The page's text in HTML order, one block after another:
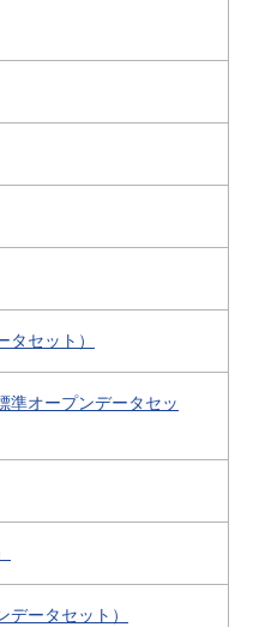
セット）
準オープンデータセッ
ータセット）